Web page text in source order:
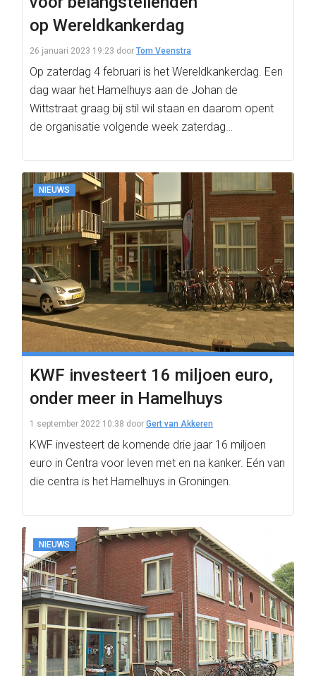
op Wereldkankerdag
26 januari 2023 19:23 door Tom Veenstra
Op zaterdag 4 februari is het Wereldkankerdag. Een
dag waar het Hamelhuys aan de Johan de
Wittstraat graag bij stil wil staan en daarom opent
de organisatie volgende week zaterdag…
NIEUWS
KWF investeert 16 miljoen euro,
onder meer in Hamelhuys
1 september 2022 10:38 door Gert van Akkeren
KWF investeert de komende drie jaar 16 miljoen
euro in Centra voor leven met en na kanker. Eén van
die centra is het Hamelhuys in Groningen.
NIEUWS